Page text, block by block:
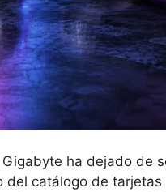
ha dejado de
catálogo de